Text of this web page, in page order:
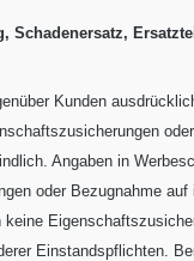
Schadenersatz,
Kunden
Angaben in
oder Bezugnahme auf
keine
Einstandspflichten.